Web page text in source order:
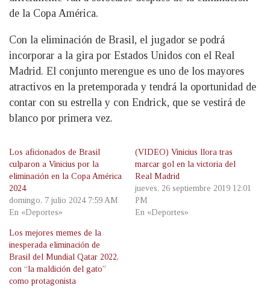
de la Copa América.
Con la eliminación de Brasil, el jugador se podrá
incorporar a la gira por Estados Unidos con el Real
Madrid. El conjunto merengue es uno de los mayores
atractivos en la pretemporada y tendrá la oportunidad de
contar con su estrella y con Endrick, que se vestirá de
blanco por primera vez.
Los aficionados de Brasil
culparon a Vinicius por la
eliminación en la Copa América
2024
domingo, 7 julio 2024 7:59 AM
En «Deportes»
(VIDEO) Vinicius llora tras
marcar gol en la victoria del
Real Madrid
jueves, 26 septiembre 2019 12:01
PM
En «Deportes»
Los mejores memes de la
inesperada eliminación de
Brasil del Mundial Qatar 2022,
con “la maldición del gato”
como protagonista